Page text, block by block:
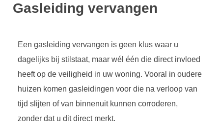
Gasleiding vervangen
Een gasleiding vervangen is geen klus waar u
dagelijks bij stilstaat, maar wél één die direct invloed
heeft op de veiligheid in uw woning. Vooral in oudere
huizen komen gasleidingen voor die na verloop van
tijd slijten of van binnenuit kunnen corroderen,
zonder dat u dit direct merkt.